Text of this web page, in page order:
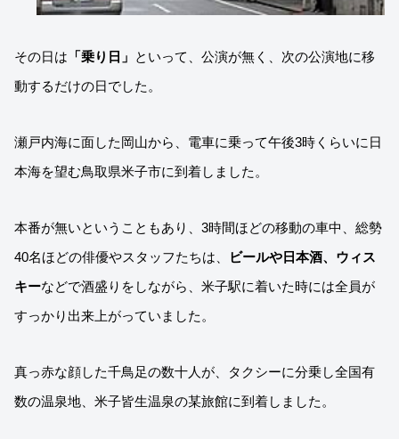
その日は 「乗り日」 といって、公演が無く、次の公演地に移
動するだけの日でした。
瀬戸内海に面した岡山から、電車に乗って午後3時くらいに日
本海を望む鳥取県米子市に到着しました。
本番が無いということもあり、3時間ほどの移動の車中、総勢
40名ほどの俳優やスタッフたちは、
ビールや日本酒、ウィス
キーなどで酒盛りをしながら、米子駅に着いた時には全員が
すっかり出来上がっていました。
真っ赤な顔した千鳥足の数十人が、タクシーに分乗し全国有
数の温泉地、米子皆生温泉の某旅館に到着しました。